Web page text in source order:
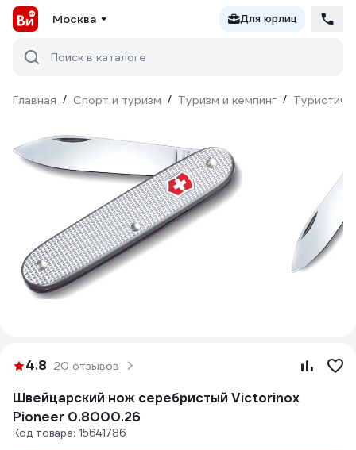
Москва Для юрлиц
Поиск в каталоге
Главная / Спорт и туризм / Туризм и кемпинг /
4.8 20 отзывов
Швейцарский нож серебристый Victorinox
Pioneer 0.8000.26
Код товара: 15641786